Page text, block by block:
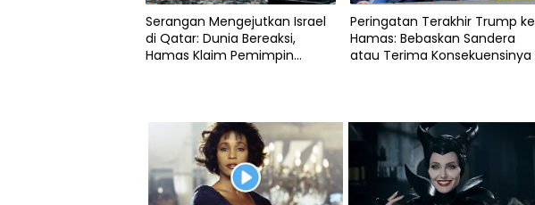
Serangan Mengejutkan Israel
di Qatar: Dunia Bereaksi,
Hamas Klaim Pemimpin
Peringatan Terakhir Trump ke
Hamas: Bebaskan Sandera
atau Terima Konsekuensinya